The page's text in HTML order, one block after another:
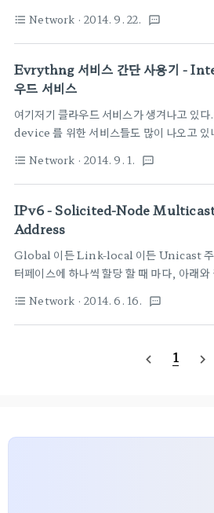
다.http://www.microduino.cc/wiki/
title=Microduino-W5500물론,
만큼 소프트웨어는 아두이노와 함께 사용할
장점을 가지고 있습니다.Arduino
support
packages:https://github.com/
하드웨어 자료도 공개소프트웨어로 오픈하
다.Eagle PCB File:Microduino-
format_list_bulleted Network · 2014. 9. 22. textsms
Evrythng 서비스 간단 사용기 -
우드 서비스
여기저기 클라우드 서비스가 생겨나고
device 를 위한 서비스들도 많이 나오고
format_list_bulleted Network · 2014. 9. 1. textsms
IPv6 - Solicited-Node
Address
Global 이든 Link-local 이든 Unicast 주
터페이스에 하나씩 할당 할 때 마다, 아래와
씩 있어야 한다. (또는 처리할 수 있어야 한
주소로 패킷이 들어왔는데, 처리하지 않으
unicast 주소에 저절로 맵핑되어야 하는 것
Unicast IPv6 Addresses to
format_list_bulleted Network · 2014. 6. 16. textsms
navigate_before 1 navigate_next